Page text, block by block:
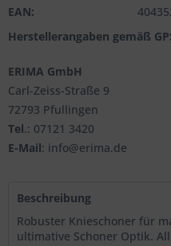
EAN:
Herstellerangaben gemäß
ERIMA GmbH
Carl-Zeiss-Straße 9
72793 Pfullingen
Tel.: 07121 3420
E-Mail: info@erima.de
Beschreibung
Robuster Knieschoner für
ultimative Schoner Optik.